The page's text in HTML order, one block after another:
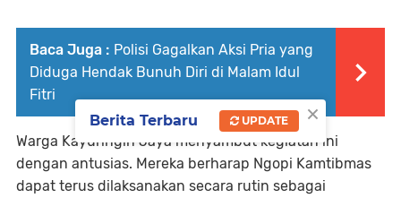
Baca Juga : Polisi Gagalkan Aksi Pria yang
Diduga Hendak Bunuh Diri di Malam Idul
Fitri
Warga Kayuringin Jaya menyambut kegiatan ini
dengan antusias. Mereka berharap Ngopi Kamtibmas
dapat terus dilaksanakan secara rutin sebagai
×
Berita Terbaru UPDATE